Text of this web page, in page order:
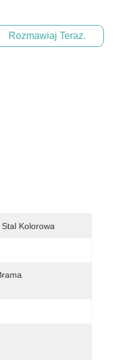
Rozmawiaj Teraz.
Kolorowa